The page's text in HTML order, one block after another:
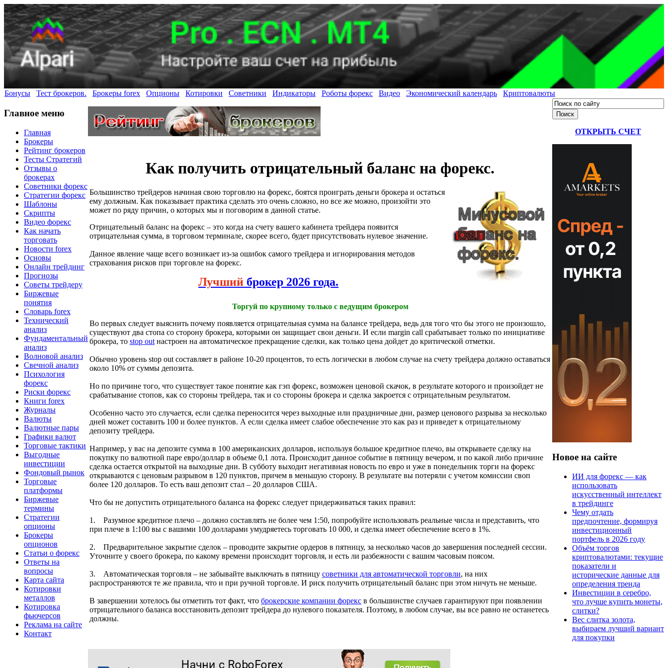
Бонусы Тест брокеров. Брокеры forex Опционы Котировки Советники Индикаторы Роботы форекс Видео Экономический календарь Криптовалюты
Главное меню
Главная
Брокеры
Рейтинг брокеров
Тесты Стратегий
Отзывы о
брокерах
Советники форекс
Стратегии форекс
Шаблоны
Скрипты
Видео форекс
Как начать
торговать
Новости forex
Основы
Онлайн трейдинг
Прогнозы
Советы трейдеру
Биржевые
понятия
Словарь forex
Технический
анализ
Фундаментальный
анализ
Волновой анализ
Свечной анализ
Психология
форекс
Риски форекс
Книги forex
Журналы
Валюты
Валютные пары
Графики валют
Торговые тактики
Выгодные
инвестиции
Фондовый рынок
Торговые
платформы
Биржевые
термины
Стратегии
опционы
Брокеры
опционов
Статьи о форекс
Ответы на
вопросы
Карта сайта
Котировки
металлов
Котировка
фьючерсов
Реклама на сайте
Контакт
Как получить отрицательный баланс на форекс.
Большинство трейдеров начиная свою торговлю на форекс, боятся проиграть деньги брокера и остаться
ему должным. Как показывает практика сделать это очень сложно, но все же можно, произойти это
может по ряду причин, о которых мы и поговорим в данной статье.
Отрицательный баланс на форекс – это когда на счету вашего кабинета трейдера появится
отрицательная сумма, в торговом терминале, скорее всего, будет присутствовать нулевое значение.
Данное явление чаще всего возникает из-за ошибок самого трейдера и игнорирования методов
страхования рисков при торговле на форекс.
Лучший брокер 2026 года.
Торгуй по крупному только с ведущим брокером
Во первых следует выяснить почему появляется отрицательная сумма на балансе трейдера, ведь для того что бы этого не произошло,
существуют два стопа со сторону брокера, которыми он защищает свои деньги. И если margin call срабатывает только по инициативе
брокера, то stop out настроен на автоматическое прекращение сделки, как только цена дойдет до критической отметки.
Обычно уровень stop out составляет в районе 10-20 процентов, то есть логически в любом случае на счету трейдера должно оставаться
около 10% от суммы депозита.
Но по причине того, что существует такое понятие как гэп форекс, возможен ценовой скачок, в результате которого и произойдет не
срабатывание стопов, как со стороны трейдера, так и со стороны брокера и сделка закроется с отрицательным результатом.
Особенно часто это случается, если сделка переносится через выходные или праздничные дни, размер ценового разрыва за несколько
дней может составить 100 и более пунктов. А если сделка имеет слабое обеспечение это как раз и приведет к отрицательному
депозиту трейдера.
Например, у вас на депозите сумма в 100 американских долларов, используя большое кредитное плечо, вы открываете сделку на
покупку по валютной паре евро/доллар в объеме 0,1 лота. Происходит данное событие в пятницу вечером, и по какой либо причине
сделка остается открытой на выходные дни. В субботу выходит негативная новость по евро и уже в понедельник торги на форекс
открываются с ценовым разрывом в 120 пунктов, причем в меньшую сторону. В результате вы потеряли с учетом комиссии своп
более 120 долларов. То есть ваш депозит стал – 20 долларов США.
Что бы не допустить отрицательного баланса на форекс следует придерживаться таких правил:
1. Разумное кредитное плечо – должно составлять не более чем 1:50, попробуйте использовать реальные числа и представить, что
при плече в 1:100 вы с вашими 100 долларами умудряетесь торговать 10 000, и сделка имеет обеспечение всего в 1%.
2. Предварительное закрытие сделок – проводите закрытие ордеров в пятницу, за несколько часов до завершения последней сессии.
Уточните у своего брокера, по какому времени происходит торговля, и есть ли разбежности с вашим часовым поясом.
3. Автоматическая торговля – не забывайте выключать в пятницу советники для автоматической торговли, на них
распространяются те же правила, что и при ручной торговле. И риск получить отрицательный баланс при этом ничуть не меньше.
В завершении хотелось бы отметить тот факт, что брокерские компании форекс в большинстве случаев гарантируют при появлении
отрицательного баланса восстановить депозит трейдера до нулевого показателя. Поэтому, в любом случае, вы все равно не останетесь
должны.
ОТКРЫТЬ СЧЕТ
Новое на сайте
ИИ для форекс — как
использовать
искусственный интеллект
в трейдинге
Чему отдать
предпочтение, формируя
инвестиционный
портфель в 2026 году
Объём торгов
криптовалютами: текущие
показатели и
исторические данные для
определения тренда
Инвестиции в серебро,
что лучше купить монеты,
слитки?
Вес слитка золота,
выбираем лучший вариант
для покупки